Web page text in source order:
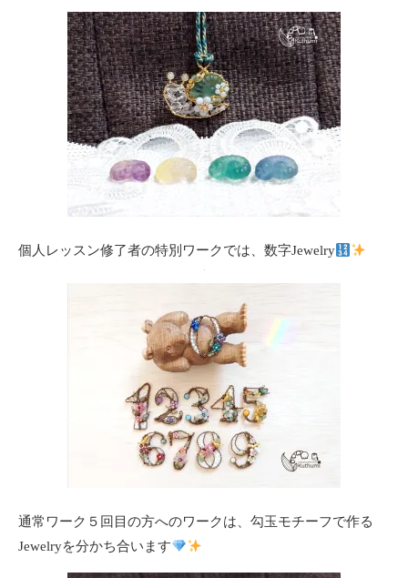
個人レッスン修了者の特別ワークでは、数字Jewelry
通常ワーク５回目の方へのワークは、勾玉モチーフで作る
Jewelryを分かち合います